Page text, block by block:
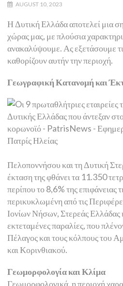
AUGUST 10, 2023
Η Δυτική Ελλάδα αποτελεί μια
χώρας μας, με πλούσια
ανακαλύψουμε. Ας εξετάσουμε
καθορίζουν αυτήν την περιοχή.
Γεωγραφική Κατανομή και
Πελοποννήσου και τη Δυτική
έκταση της φθάνει τα 11.350
περίπου το 8,6% της επιφάνειας
περικυκλωμένη από τις
Ιονίων Νήσων, Στερεάς Ελλάδας
εκτεταμένες παραλίες, που
Πέλαγος και τους κόλπους του
και Κορινθιακού.
Γεωμορφολογία και Κλίμα
Γεωμορφολογικά, η περιοχή